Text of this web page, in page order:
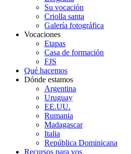
Su vocación
Criolla santa
Galería fotográfica
Vocaciones
Etapas
Casa de formación
FJS
Qué hacemos
Dónde estamos
Argentina
Uruguay
EE.UU.
Rumania
Madagascar
Italia
República Dominicana
Recursos para vos